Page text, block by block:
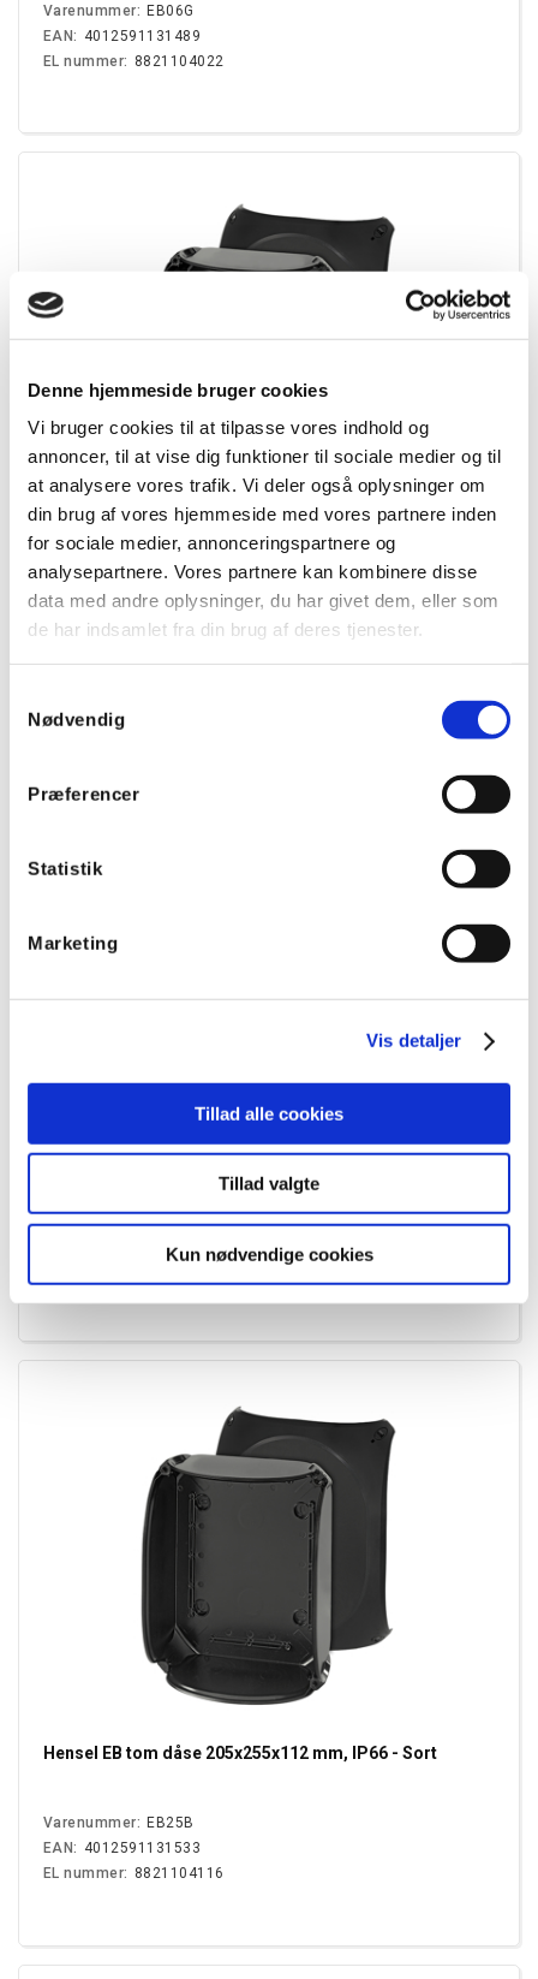
Denne hjemmeside bruger cookies
Vi bruger cookies til at tilpasse vores indhold og
annoncer, til at vise dig funktioner til sociale medier og til
at analysere vores trafik. Vi deler også oplysninger om
din brug af vores hjemmeside med vores partnere inden
for sociale medier, annonceringspartnere og
analysepartnere. Vores partnere kan kombinere disse
data med andre oplysninger, du har givet dem, eller som
de har indsamlet fra din brug af deres tjenester.
Nødvendig
Præferencer
Statistik
Marketing
Vis detaljer
Tillad alle cookies
Tillad valgte
Kun nødvendige cookies
Varenummer: EB06G
EAN: 4012591131489
EL nummer: 8821104022
Hensel EB tom dåse 225x295x122 mm, IP66 - Sort
EB35B
EAN:
4012591131557
EL nummer: 8821104129
Hensel EB tom dåse 130x180x77 mm, IP66 - Sort
Varenummer: EB10B
4012591131519
Hensel EB tom dåse 205x255x112 mm, IP66 - Sort
Varenummer: EB25B
EAN: 4012591131533
EL nummer: 8821104116